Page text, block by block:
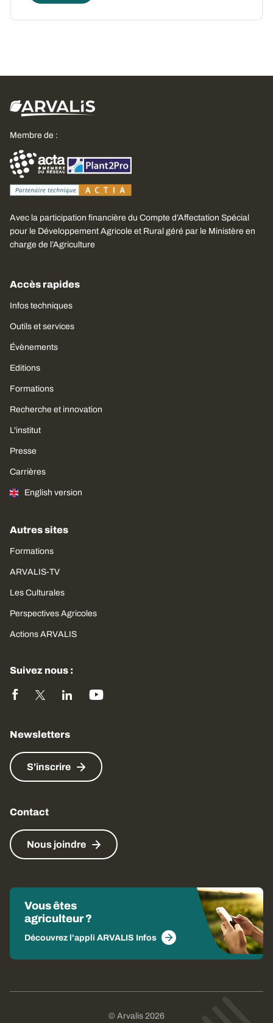
Membre de :
Avec la participation financière du Compte d’Affectation Spécial
pour le Développement Agricole et Rural géré par le Ministère en
charge de l’Agriculture
Accès rapides
Infos techniques
Outils et services
Évènements
Editions
Formations
Recherche et innovation
L'institut
Presse
Carrières
English version
Autres sites
Formations
ARVALIS-TV
Les Culturales
Perspectives Agricoles
Actions ARVALIS
Suivez nous :
Newsletters
S'inscrire
Contact
Nous joindre
Vous êtes
agriculteur ?
Découvrez l'appli ARVALIS Infos
© Arvalis 2026